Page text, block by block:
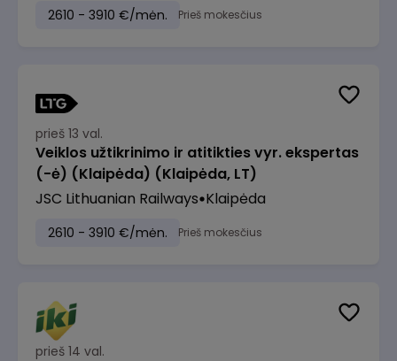
2610 - 3910 €/mėn. Prieš mokesčius
prieš 13 val.
Veiklos užtikrinimo ir atitikties vyr. ekspertas
(-ė) (Klaipėda) (Klaipėda, LT)
JSC Lithuanian Railways Klaipėda
2610 - 3910 €/mėn. Prieš mokesčius
prieš 14 val.